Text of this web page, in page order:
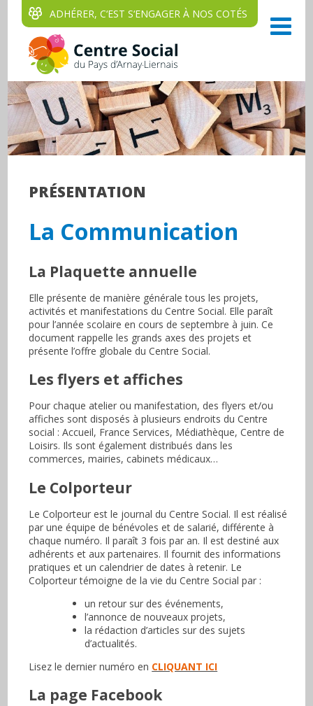
ADHÉRER, C‘EST S‘ENGAGER À NOS COTÉS
PRÉSENTATION
La Communication
La Plaquette annuelle
Elle présente de manière générale tous les projets,
activités et manifestations du Centre Social. Elle paraît
pour l’année scolaire en cours de septembre à juin. Ce
document rappelle les grands axes des projets et
présente l’offre globale du Centre Social.
Les flyers et affiches
Pour chaque atelier ou manifestation, des flyers et/ou
affiches sont disposés à plusieurs endroits du Centre
social : Accueil, France Services, Médiathèque, Centre de
Loisirs. Ils sont également distribués dans les
commerces, mairies, cabinets médicaux…
Le Colporteur
Le Colporteur est le journal du Centre Social. Il est réalisé
par une équipe de bénévoles et de salarié, différente à
chaque numéro. Il paraît 3 fois par an. Il est destiné aux
adhérents et aux partenaires. Il fournit des informations
pratiques et un calendrier de dates à retenir. Le
Colporteur témoigne de la vie du Centre Social par :
un retour sur des événements,
l’annonce de nouveaux projets,
la rédaction d’articles sur des sujets
d’actualités.
Lisez le dernier numéro en CLIQUANT ICI
La page Facebook